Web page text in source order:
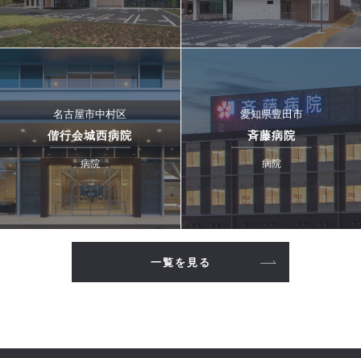
名古屋市中村区
偕行会城西病院
病院
愛知県豊田市
斉藤病院
病院
一覧を見る